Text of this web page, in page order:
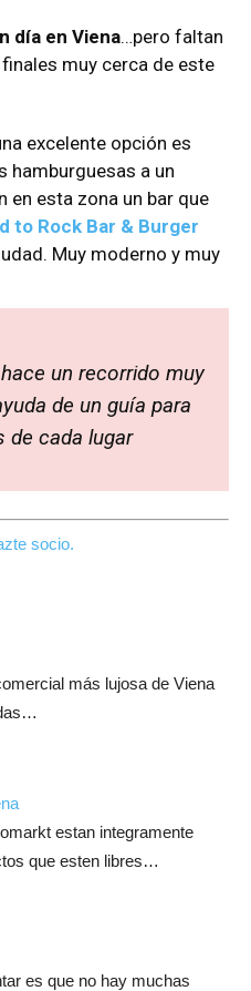
día en Viena…pero faltan
muy cerca de este
excelente opción es
hamburguesas a un
en esta zona un bar que
to Rock Bar & Burger
Muy moderno y muy
un recorrido muy
de un guía para
de cada lugar
socio.
más lujosa de Viena
estan integramente
que esten libres…
es que no hay muchas